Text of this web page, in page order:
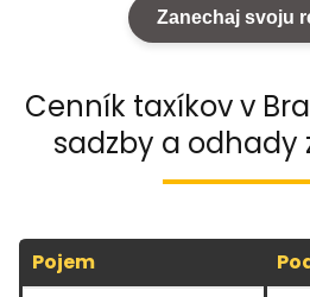
Zanechaj svoju
Cenník taxíkov v
sadzby a odhady
Pojem